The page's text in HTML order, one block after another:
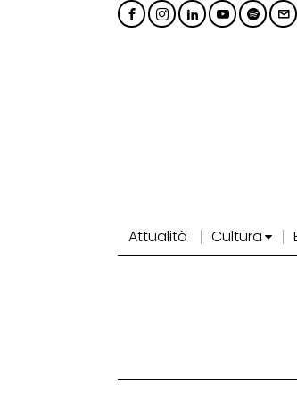
Attualità Cultura